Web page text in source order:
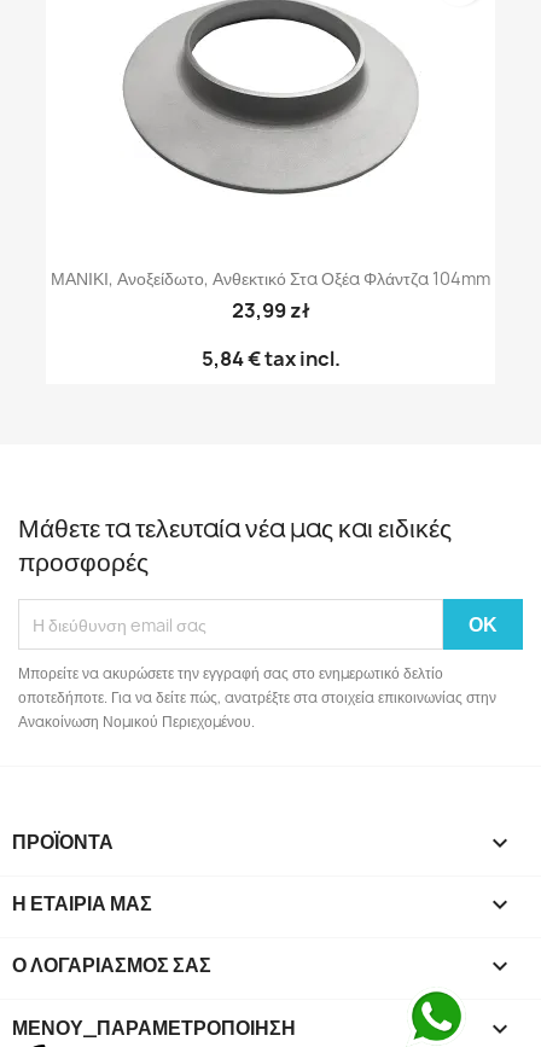
ΜΑΝΙΚΙ, Ανοξείδωτο, Ανθεκτικό Στα Οξέα Φλάντζα 104mm
23,99 zł
5,84 €tax incl.
Μάθετε τα τελευταία νέα μας και ειδικές
προσφορές
Μπορείτε να ακυρώσετε την εγγραφή σας στο ενημερωτικό δελτίο
οποτεδήποτε. Για να δείτε πώς, ανατρέξτε στα στοιχεία επικοινωνίας στην
Ανακοίνωση Νομικού Περιεχομένου.
ΠΡΟΪΌΝΤΑ 
Η ΕΤΑΙΡΊΑ ΜΑΣ 
Ο ΛΟΓΑΡΙΑΣΜΌΣ ΣΑΣ 
ΜΕΝΟΎ_ΠΑΡΑΜΕΤΡΟΠΟΊΗΣΗ keyboard_arrow_down